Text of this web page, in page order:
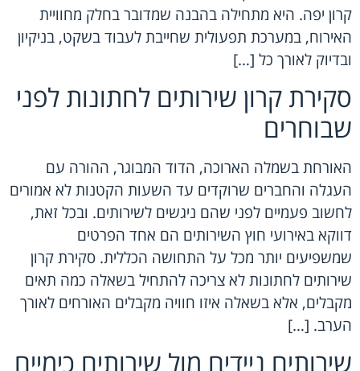
קרון יפה. היא מתחילה בהבנה שמדובר בחלק מחוויית
האירוח, במערכת תפעולית שחייבת לעבוד בשקט, בניקיון
ובדיוק לאורך כל […]
סקירת קרון שירותים לחתונות לפני
שבוחרים
האורחת בשמלה הארוכה, הדוד המבוגר, ההורה עם
העגלה והחברים שרוקדים עד השעות הקטנות לא אמורים
לחשוב פעמיים לפני שהם ניגשים לשירותים. ובכל זאת,
דווקא באירועי חוץ השירותים הם אחד הפרטים
שמשפיעים יותר מכל על התחושה הכללית. סקירת קרון
שירותים לחתונות לא צריכה להתחיל בשאלה כמה תאים
מקבלים, אלא בשאלה איזו חוויה מקבלים האורחים לאורך
הערב. […]
שירותים ניידים מול שירותים כימיים